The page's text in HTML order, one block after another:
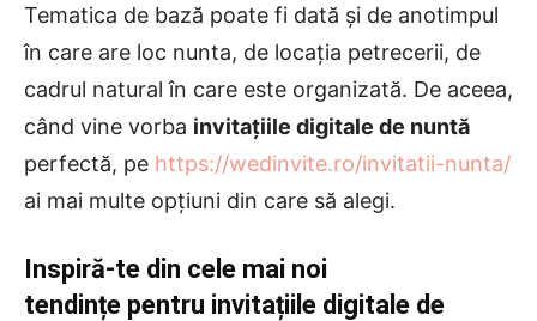
Tematica de bază poate fi dată și de anotimpul
în care are loc nunta, de locația petrecerii, de
cadrul natural în care este organizată. De aceea,
când vine vorba invitațiile digitale de nuntă
perfectă, pe https://wedinvite.ro/invitatii-nunta/
ai mai multe opțiuni din care să alegi.
Inspiră-te din cele mai noi
tendințe pentru invitațiile digitale de